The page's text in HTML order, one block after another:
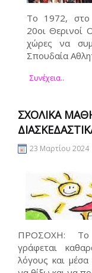
Το 1972, στο
20οι Θερινοί
χώρες να
Σπουδαία
Συνέχεια..
ΣΧΟΛΙΚΆ
23 Μαρτίου 2024
ΠΡΟΣΟΧΗ: Το
γράφεται
λόγους και